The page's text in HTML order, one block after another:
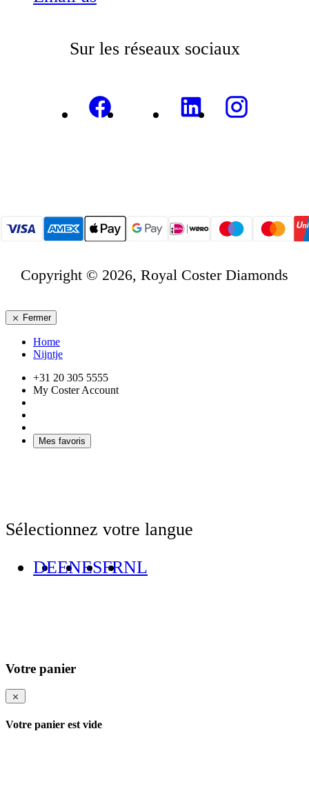
Sur les réseaux sociaux
Copyright © 2026, Royal Coster Diamonds
Fermer
Home
Nijntje
+31 20 305 5555
My Coster Account
Mes favoris
Sélectionnez votre langue
DEENESFRNL
Votre panier
Votre panier est vide